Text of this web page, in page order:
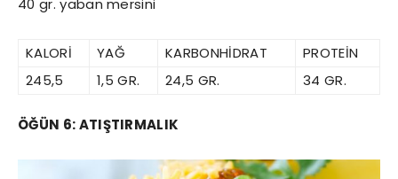
40 gr. yaban mersini
KALORİ YAĞ KARBONHİDRAT
PROTEİN
245,5
1,5 GR. 24,5 GR. 34 GR.
ÖĞÜN 6: ATIŞTIRMALIK